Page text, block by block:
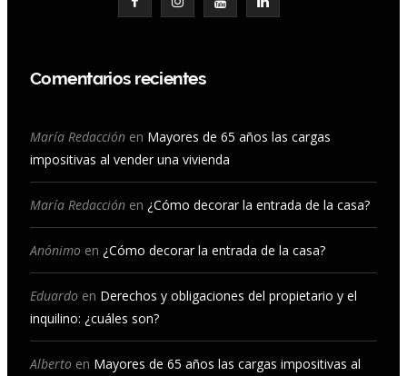
b
o
o
a
g
r
m
u
b
e
e
I
Comentarios recientes
María Redacción en Mayores de 65 años las cargas
impositivas al vender una vivienda
María Redacción en ¿Cómo decorar la entrada de la casa?
Anónimo en ¿Cómo decorar la entrada de la casa?
Eduardo en Derechos y obligaciones del propietario y el
inquilino: ¿cuáles son?
Alberto en Mayores de 65 años las cargas impositivas al